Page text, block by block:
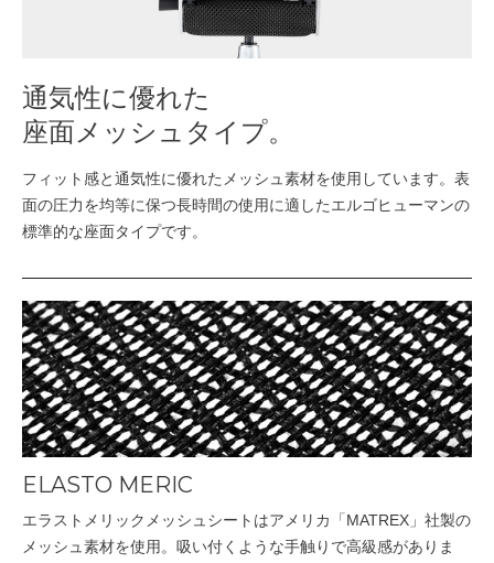
通気性に優れた
座面メッシュタイプ。
フィット感と通気性に優れたメッシュ素材を使用しています。表
面の圧力を均等に保つ長時間の使用に適したエルゴヒューマンの
標準的な座面タイプです。
ELASTO MERIC
エラストメリックメッシュシートはアメリカ「MATREX」社製の
メッシュ素材を使用。吸い付くような手触りで高級感がありま